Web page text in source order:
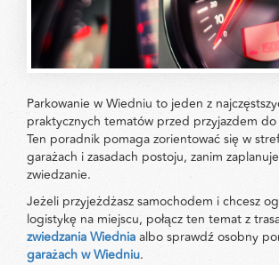
Parkowanie w Wiedniu to jeden z
praktycznych tematów przed przyjazdem do
Ten poradnik pomaga zorientować się w
garażach i zasadach postoju, zanim
zwiedzanie.
Jeżeli przyjeżdżasz samochodem i chcesz
logistykę na miejscu, połącz ten temat z
zwiedzania Wiedniaalbo sprawdź osobny
garażach w Wiedniu.